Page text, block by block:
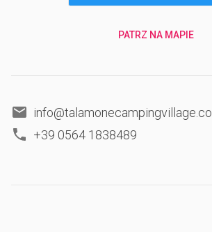
PATRZ NA MAPIE
+39 0564 1838489